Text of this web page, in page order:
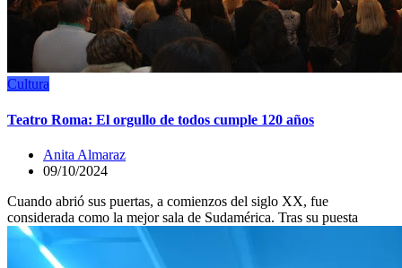
Cultura
Teatro Roma: El orgullo de todos cumple 120 años
Anita Almaraz
09/10/2024
Cuando abrió sus puertas, a comienzos del siglo XX, fue
considerada como la mejor sala de Sudamérica. Tras su puesta